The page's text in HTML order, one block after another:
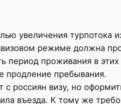
увеличения турпотока
режиме должна
период проживания в
продление пребывания.
россиян визу, но
въезда. К тому же